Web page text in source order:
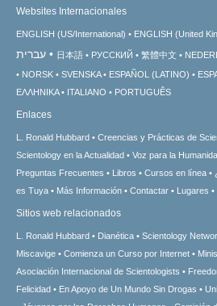
Websites Internacionales
ENGLISH (US/International) ENGLISH (United
עברית 日本語 РУССКИЙ 繁體中文
NORSK
SVENSKA ESPAÑOL (LATINO)
ΕΛΛΗΝΙΚA
ITALIANO PORTUGUÊS
Enlaces
L. Ronald Hubbard Creencias y Prácticas de
Scientology en la Actualidad
Voz para la
Preguntas Frecuentes
Libros Cursos en línea
es Tuya
Más Información Contactar Lugares
Sitios web relacionados
L. Ronald Hubbard Dianética Scientology
Miscavige
Comienza un Curso por Internet
Asociación Internacional de Scientologists
Felicidad
En Apoyo de Un Mundo Sin Drogas